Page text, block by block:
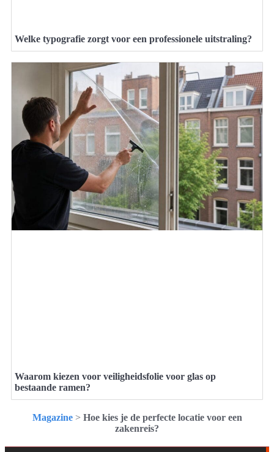
Welke typografie zorgt voor een professionele uitstraling?
Waarom kiezen voor veiligheidsfolie voor glas op
bestaande ramen?
Magazine> Hoe kies je de perfecte locatie voor een
zakenreis?